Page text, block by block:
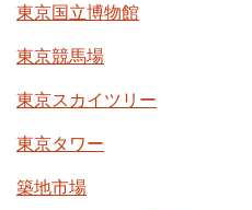
東京国立博物館
東京競馬場
東京スカイツリー
東京タワー
築地市場